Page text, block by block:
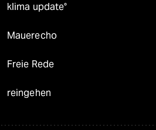
klima update°
Mauerecho
Freie Rede
reingehen